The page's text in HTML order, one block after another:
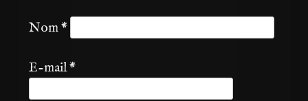
Nom*
E-mail*